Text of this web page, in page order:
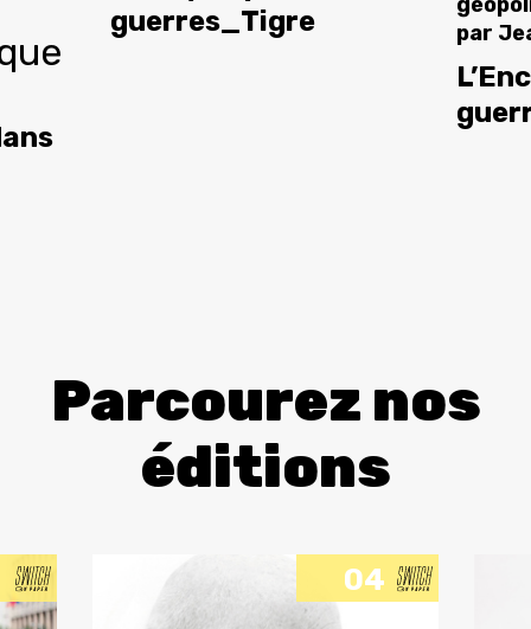
guerres_Tigre
par
Parcourez nos
éditions
04